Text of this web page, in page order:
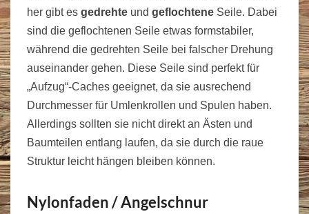
her gibt es gedrehte und geflochtene Seile. Dabei
sind die geflochtenen Seile etwas formstabiler,
während die gedrehten Seile bei falscher Drehung
auseinander gehen. Diese Seile sind perfekt für
„Aufzug“-Caches geeignet, da sie ausrechend
Durchmesser für Umlenkrollen und Spulen haben.
Allerdings sollten sie nicht direkt an Ästen und
Baumteilen entlang laufen, da sie durch die raue
Struktur leicht hängen bleiben können.
Nylonfaden / Angelschnur